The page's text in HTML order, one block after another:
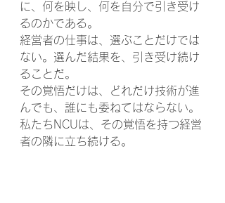
に、何を映し、何を自分で引き受け
るのかである。
経営者の仕事は、選ぶことだけでは
ない。選んだ結果を、引き受け続け
ることだ。
その覚悟だけは、どれだけ技術が進
んでも、誰にも委ねてはならない。
私たちNCUは、その覚悟を持つ経営
者の隣に立ち続ける。